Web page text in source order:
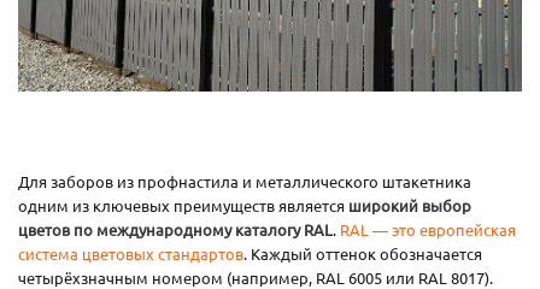
Для заборов из профнастила и металлического штакетника
одним из ключевых преимуществ является широкий выбор
цветов по международному каталогу RAL. RAL — это европейская
система цветовых стандартов. Каждый оттенок обозначается
четырёхзначным номером (например, RAL 6005 или RAL 8017).